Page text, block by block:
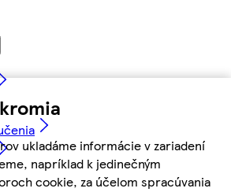
ukladáme informácie v zariadení
napríklad k jedinečným
cookie, za účelom spracúvania